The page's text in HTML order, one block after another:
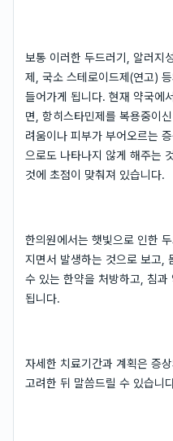
보통 이러한 두드러기, 알러지
제, 국소 스테로이드제(연고)
들어가게 됩니다. 현재 약국에
면, 항히스타민제를 복용중이
려움이나 피부가 부어오르는
으로도 나타나지 않게 해주는
것에 초점이 맞춰져 있습니다.
한의원에서는 햇빛으로 인한
지면서 발생하는 것으로 보고,
수 있는 한약을 처방하고, 침과
됩니다.
자세한 치료기간과 계획은 증
고려한 뒤 말씀드릴 수 있습니